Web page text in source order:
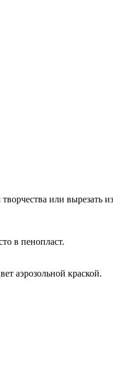
или вырезать
в пенопласт.
аэрозольной краской.